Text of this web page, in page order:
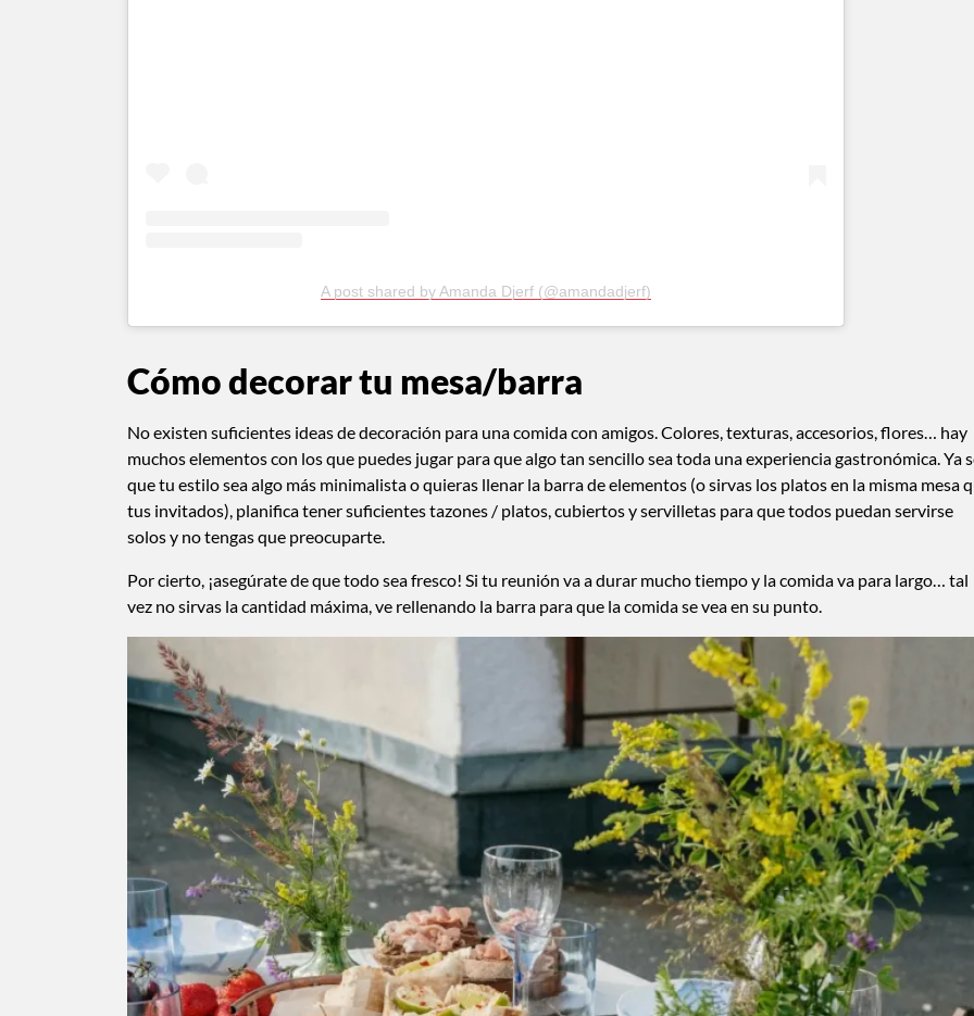
A post shared by Amanda Djerf (@amandadjerf)
Cómo decorar tu mesa/barra
No existen suficientes ideas de decoración para una comida con amigos. Colores, texturas, accesorios, flores… hay
muchos elementos con los que puedes jugar para que algo tan sencillo sea toda una experiencia gastronómica. Ya
que tu estilo sea algo más minimalista o quieras llenar la barra de elementos (o sirvas los platos en la misma mesa
tus invitados), planifica tener suficientes tazones / platos, cubiertos y servilletas para que todos puedan servirse
solos y no tengas que preocuparte.
Por cierto, ¡asegúrate de que todo sea fresco! Si tu reunión va a durar mucho tiempo y la comida va para largo… tal
vez no sirvas la cantidad máxima, ve rellenando la barra para que la comida se vea en su punto.